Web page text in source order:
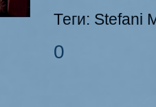
Теги: Stefani
0